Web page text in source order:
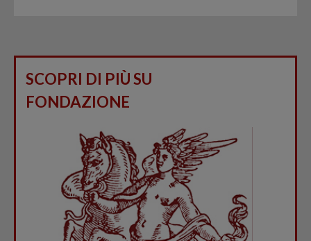
SCOPRI DI PIÙ SU
FONDAZIONE